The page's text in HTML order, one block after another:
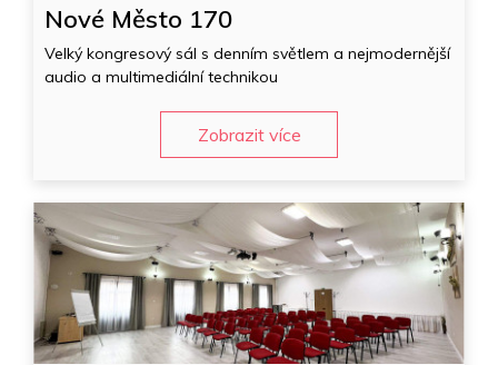
Nové Město 170
Velký kongresový sál s denním světlem a nejmodernější
audio a multimediální technikou
Zobrazit více